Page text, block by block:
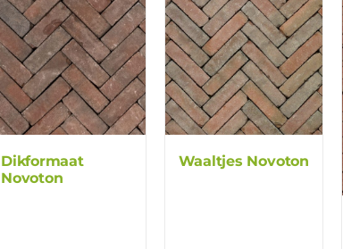
Dikformaat
Novoton
Waaltjes Novoton